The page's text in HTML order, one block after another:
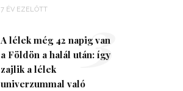
7 ÉV EZELŐTT
A lélek még 42 napig van
a Földön a halál után: így
zajlik a lélek
univerzummal való
3